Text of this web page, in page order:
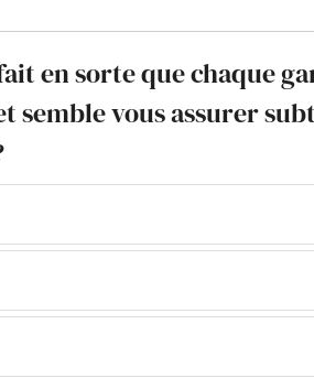
en sorte que chaque
semble vous assurer